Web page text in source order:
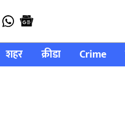
शहर क्रीडा Crime